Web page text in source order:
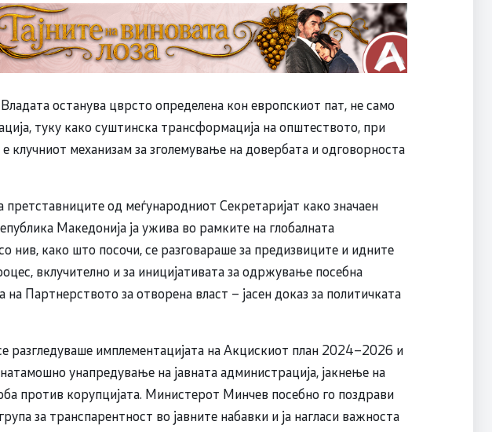
останува цврсто определена кон европскиот пат, не само
туку како суштинска трансформација на општеството, при
клучниот механизам за зголемување на довербата и одговорноста
претставниците од меѓународниот Секретаријат како значаен
Македонија ја ужива во рамките на глобалната
нив, како што посочи, се разговараше за предизвиците и идните
вклучително и за иницијативата за одржување посебна
на Партнерството за отворена власт – јасен доказ за политичката
разгледуваше имплементацијата на Акцискиот план 2024–2026 и
унапредување на јавната администрација, јакнење на
против корупцијата. Министерот Минчев посебно го поздрави
за транспарентност во јавните набавки и ја нагласи важноста